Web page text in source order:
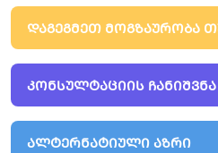
ᲓᲐᲒᲔᲒᲛᲔᲗ ᲛᲝᲒᲖᲐᲣᲠᲝᲑᲐ
ᲙᲝᲜᲡᲣᲚᲢᲐᲪᲘᲘᲡ ᲩᲐᲜᲘᲨᲕᲜᲐ
ᲐᲚᲢᲔᲠᲜᲐᲢᲘᲣᲚᲘ ᲐᲖᲠᲘ